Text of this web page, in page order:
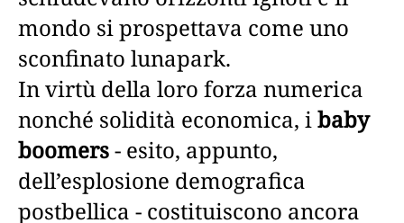
mondo si prospettava come uno
sconfinato lunapark.
In virtù della loro forza numerica
nonché solidità economica, ibaby
boomers- esito, appunto,
dell’esplosione demografica
postbellica - costituiscono ancora